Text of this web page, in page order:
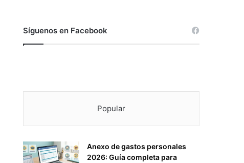
Síguenos en Facebook
Popular
Anexo de gastos personales
2026: Guía completa para